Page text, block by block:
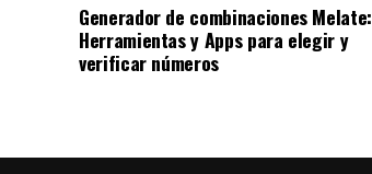
Generador de combinaciones Melate:
Herramientas y Apps para elegir y
verificar números